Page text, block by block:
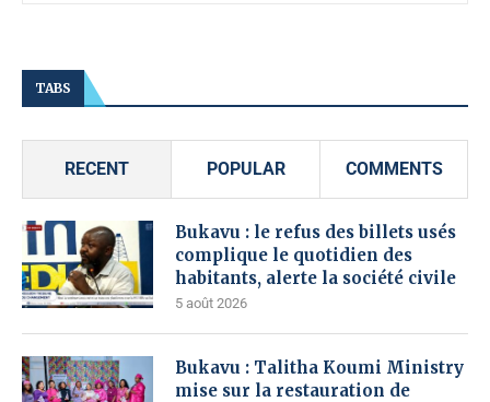
TABS
RECENT POPULAR COMMENTS
Bukavu : le refus des billets usés
complique le quotidien des
habitants, alerte la société civile
5 août 2026
Bukavu : Talitha Koumi Ministry
mise sur la restauration de